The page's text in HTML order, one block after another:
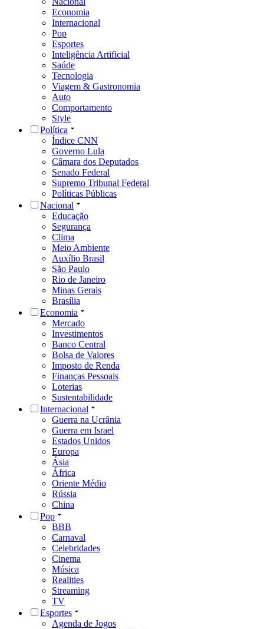
Economia
Internacional
Pop
Esportes
Inteligência Artificial
Saúde
Tecnologia
Viagem & Gastronomia
Auto
Comportamento
Style
Política
Índice CNN
Governo Lula
Câmara dos Deputados
Senado Federal
Supremo Tribunal Federal
Políticas Públicas
Nacional
Educação
Segurança
Clima
Meio Ambiente
Auxílio Brasil
São Paulo
Rio de Janeiro
Minas Gerais
Brasília
Economia
Mercado
Investimentos
Banco Central
Bolsa de Valores
Imposto de Renda
Finanças Pessoais
Loterias
Sustentabilidade
Internacional
Guerra na Ucrânia
Guerra em Israel
Estados Unidos
Europa
Ásia
África
Oriente Médio
Rússia
China
Pop
BBB
Carnaval
Celebridades
Cinema
Música
Realities
Streaming
TV
Esportes
Agenda de Jogos